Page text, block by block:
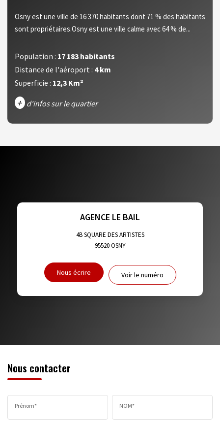
Osny est une ville de 16 370 habitants dont 71 % des habitants
sont propriétaires.Osny est une ville calme avec 64 % de...
Population : 17 183 habitants
Distance de l'aéroport : 4 km
Superficie : 12,3 Km²
+ d'infos sur le quartier
DISTANCE DE L'AÉROPORT : SUPERFICIE :
RESTAURANTS ET CAFÉS COMMERCES
AGENCE LE BAIL
4B SQUARE DES ARTISTES
95520OSNY
Nous écrire Voir le numéro
Nous contacter
Prénom* NOM*